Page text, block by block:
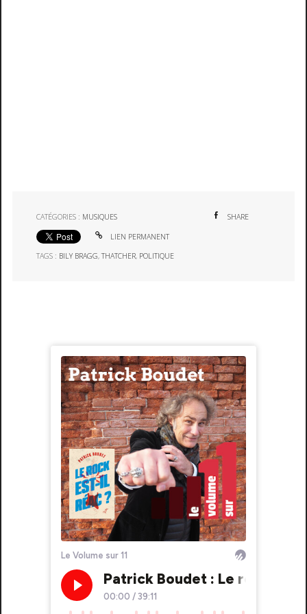
CATÉGORIES : MUSIQUES SHARE
LIEN PERMANENT
TAGS : BILY BRAGG,THATCHER, POLITIQUE